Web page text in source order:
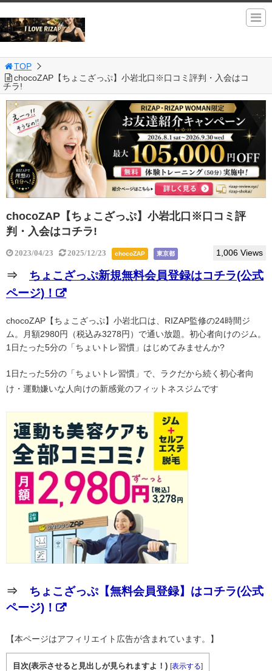
TOP
chocoZAP【ちょこざっぷ】小岩北口※口コミ評判・入会はコ
チラ!
chocoZAP【ちょこざっぷ】小岩北口※口コミ評
判・入会はコチラ!
2023/04/23 2025/12/23 chocoZAP 東京都 1,006 Views
⇒ ちょこざっぷ新規無料会員登録はコチラ(公式
ページ)！
chocoZAP【ちょこざっぷ】小岩北口は、RIZAP監修の24時間ジ
ム。月額2980円（税込み3278円）で通い放題。初心者向けのジム。
1日たった5分の「ちょいトレ習慣」はじめてみませんか?
1日たった5分の「ちょいトレ習慣」で、ラクだから続く初心者向
け・運動嫌いな人向けの新感覚のフィットネスジムです
⇒ ちょこざっぷ【無料会員登録】はコチラ(公式
ページ)！
【本ページはアフィリエイト広告が含まれています。】
目次(表示させると見出しが見られますよ！) [表示する]